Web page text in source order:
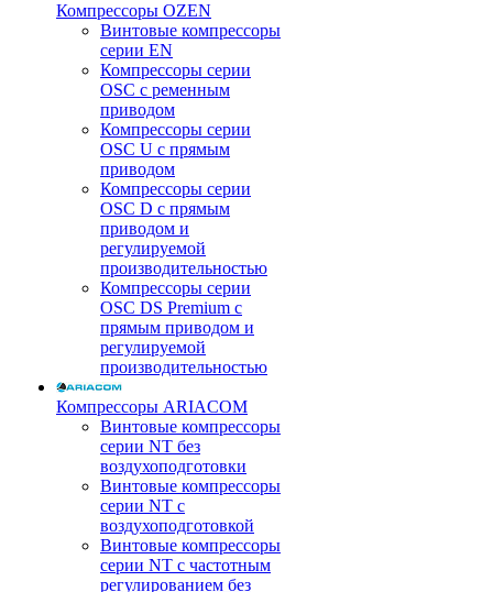
Компрессоры OZEN
Винтовые компрессоры
серии EN
Компрессоры серии
OSC с ременным
приводом
Компрессоры серии
OSC U с прямым
приводом
Компрессоры серии
OSC D с прямым
приводом и
регулируемой
производительностью
Компрессоры серии
OSC DS Premium с
прямым приводом и
регулируемой
производительностью
Компрессоры ARIACOM
Винтовые компрессоры
серии NT без
воздухоподготовки
Винтовые компрессоры
серии NT c
воздухоподготовкой
Винтовые компрессоры
серии NT с частотным
регулированием без